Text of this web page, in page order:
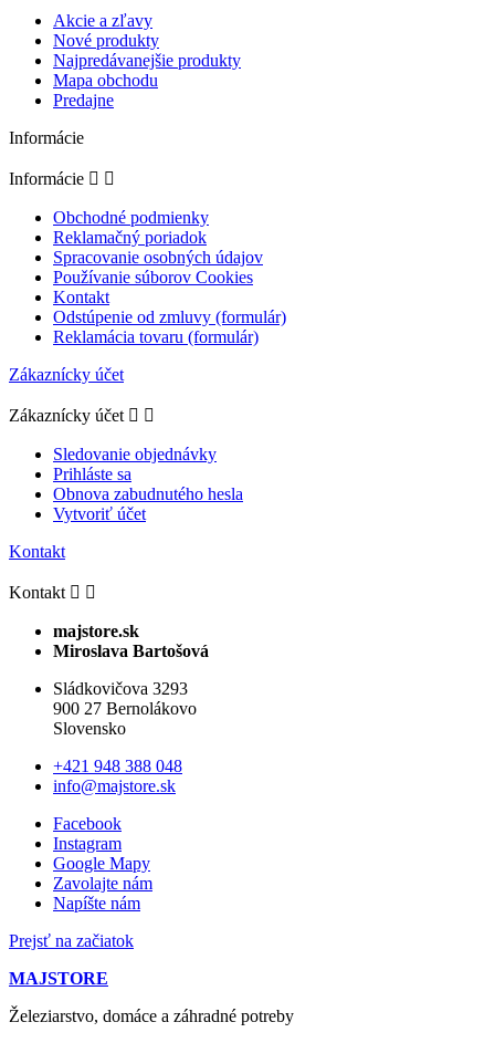
Akcie a zľavy
Nové produkty
Najpredávanejšie produkty
Mapa obchodu
Predajne
Informácie
Informácie  
Obchodné podmienky
Reklamačný poriadok
Spracovanie osobných údajov
Používanie súborov Cookies
Kontakt
Odstúpenie od zmluvy (formulár)
Reklamácia tovaru (formulár)
Zákaznícky účet
Zákaznícky účet  
Sledovanie objednávky
Prihláste sa
Obnova zabudnutého hesla
Vytvoriť účet
Kontakt
Kontakt  
majstore.sk
Miroslava Bartošová
Sládkovičova 3293
900 27 Bernolákovo
Slovensko
+421 948 388 048
info@majstore.sk
Facebook
Instagram
Google Mapy
Zavolajte nám
Napíšte nám
Prejsť na začiatok
MAJSTORE
Železiarstvo, domáce a záhradné potreby